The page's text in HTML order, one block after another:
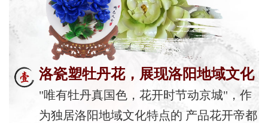
洛瓷塑牡丹花，展现洛阳地域文化
"唯有牡丹真国色，花开时节动京城"，作
为独居洛阳地域文化特点的 产品花开帝都